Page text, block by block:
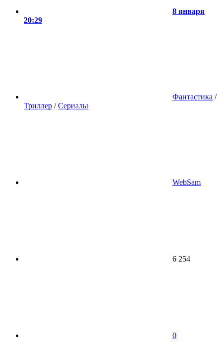
8 января
20:29
Фантастика /
Триллер /Сериалы
WebSam
6 254
0